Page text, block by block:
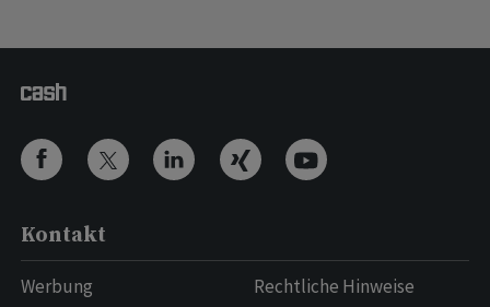
Kontakt
Werbung
Rechtliche Hinweise